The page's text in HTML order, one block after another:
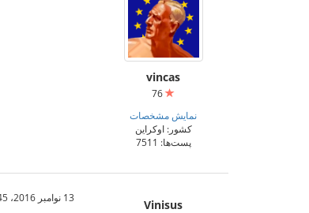
vincas
نمایش مشخصات
کشور: اوکراین
پست‌ها: 7511
Vinisus 13 نوامبر 2016،‏ 12:56:45